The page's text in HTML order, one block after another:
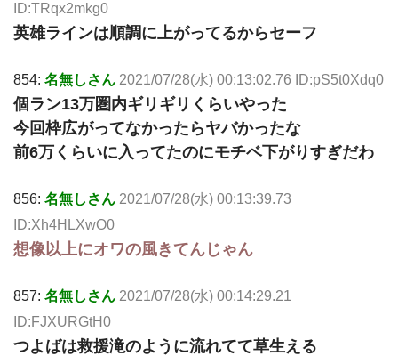
ID:TRqx2mkg0
英雄ラインは順調に上がってるからセーフ
854: 名無しさん 2021/07/28(水) 00:13:02.76 ID:pS5t0Xdq0
個ラン13万圏内ギリギリくらいやった
今回枠広がってなかったらヤバかったな
前6万くらいに入ってたのにモチベ下がりすぎだわ
856: 名無しさん 2021/07/28(水) 00:13:39.73
ID:Xh4HLXwO0
想像以上にオワの風きてんじゃん
857: 名無しさん 2021/07/28(水) 00:14:29.21
ID:FJXURGtH0
つよばは救援滝のように流れてて草生える